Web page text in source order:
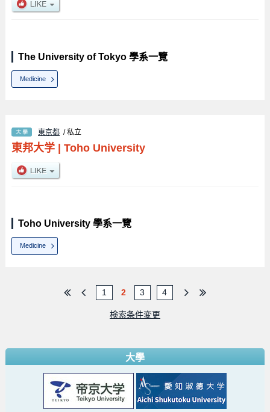
The University of Tokyo 學系一覽
Medicine
東京都 / 私立
東邦大学| Toho University
Toho University 學系一覽
Medicine
1 2 3 4
検索条件変更
大學